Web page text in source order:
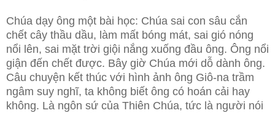
Chúa dạy ông một bài học: Chúa sai con sâu cắn
chết cây thầu dầu, làm mất bóng mát, sai gió nóng
nổi lên, sai mặt trời giội nắng xuống đầu ông. Ông nổi
giận đến chết được. Bây giờ Chúa mới dỗ dành ông.
Câu chuyện kết thúc với hình ảnh ông Giô-na trầm
ngâm suy nghĩ, ta không biết ông có hoán cải hay
không. Là ngôn sứ của Thiên Chúa, tức là người nói